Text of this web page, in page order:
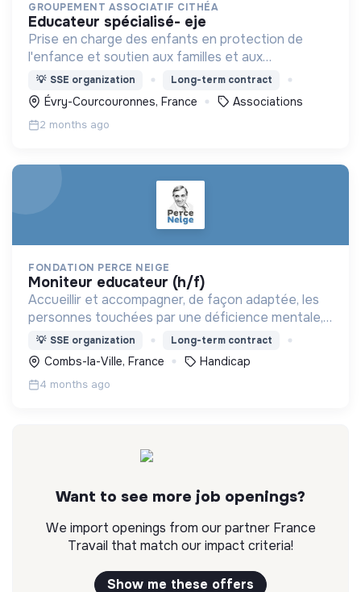
GROUPEMENT ASSOCIATIF CITHÉA
educateur spécialisé- eje
Prise en charge des enfants en protection de
l'enfance et soutien aux familles et aux
parentalités + expertises judiciaires, formation,
insertion
💡 SSE organization Long-term contract
Évry-Courcouronnes, France Associations
2 months ago
FONDATION PERCE NEIGE
moniteur educateur (h/f)
Accueillir et accompagner, de façon adaptée, les
personnes touchées par une déficience mentale,
un handicap physique ou psychique
💡 SSE organization Long-term contract
Combs-la-Ville, France Handicap
4 months ago
Want to see more job openings?
We import openings from our partner France
Travail that match our impact criteria!
Show me these offers